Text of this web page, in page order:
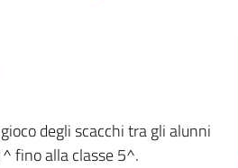
degli scacchi tra gli alunni
fino alla classe 5^.